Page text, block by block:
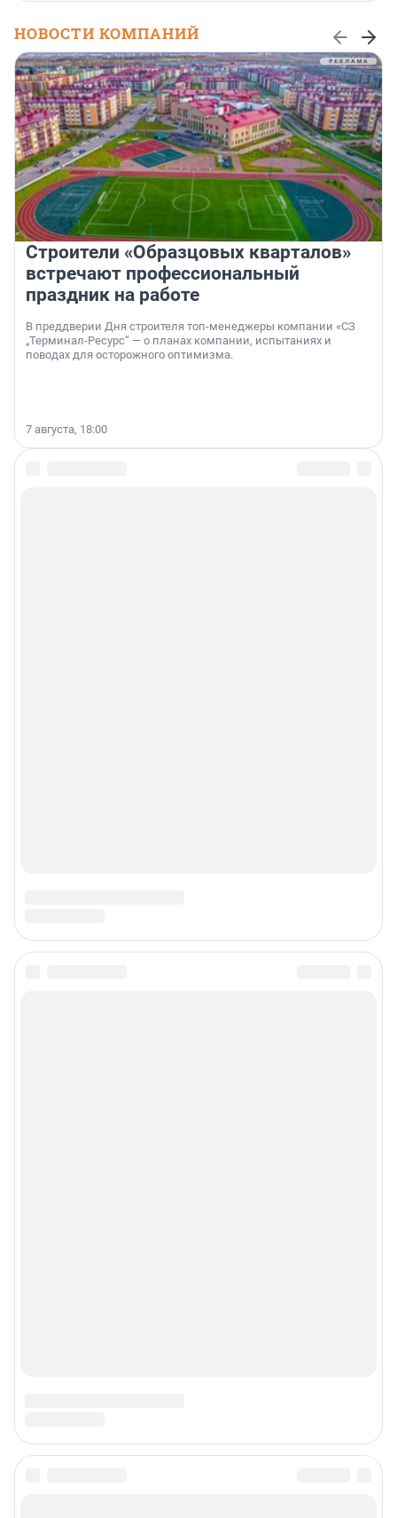
НОВОСТИ КОМПАНИЙ
Строители «Образцовых кварталов»
встречают профессиональный
праздник на работе
В преддверии Дня строителя топ-менеджеры компании «СЗ
„Терминал-Ресурс“ — о планах компании, испытаниях и
поводах для осторожного оптимизма.
7 августа, 18:00